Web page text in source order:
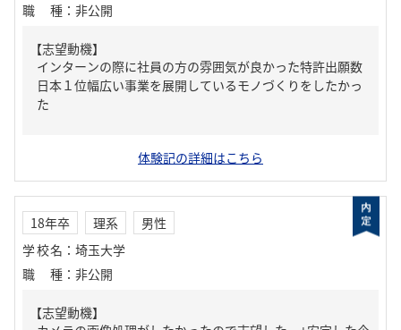
職種 ： 非公開
【志望動機】
インターンの際に社員の方の雰囲気が良かった特許出願数
日本１位幅広い事業を展開しているモノづくりをしたかっ
た
体験記の詳細はこちら
18年卒 理系
男性
学校名 ： 埼玉大学
職種 ： 非公開
【志望動機】